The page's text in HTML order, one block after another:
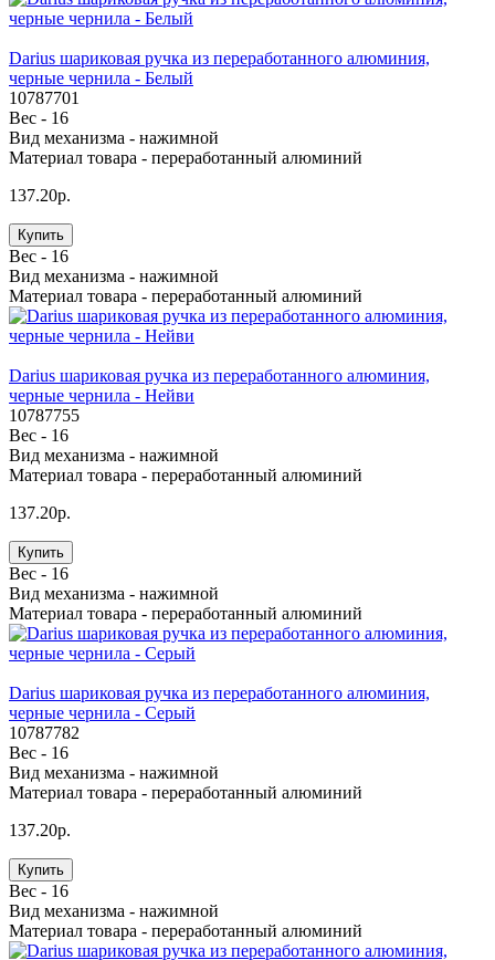
Darius шариковая ручка из переработанного алюминия,
черные чернила - Белый
10787701
Вес - 16
Вид механизма - нажимной
Материал товара - переработанный алюминий
137.20р.
Купить
Вес - 16
Вид механизма - нажимной
Материал товара - переработанный алюминий
Darius шариковая ручка из переработанного алюминия,
черные чернила - Нейви
10787755
Вес - 16
Вид механизма - нажимной
Материал товара - переработанный алюминий
137.20р.
Купить
Вес - 16
Вид механизма - нажимной
Материал товара - переработанный алюминий
Darius шариковая ручка из переработанного алюминия,
черные чернила - Серый
10787782
Вес - 16
Вид механизма - нажимной
Материал товара - переработанный алюминий
137.20р.
Купить
Вес - 16
Вид механизма - нажимной
Материал товара - переработанный алюминий